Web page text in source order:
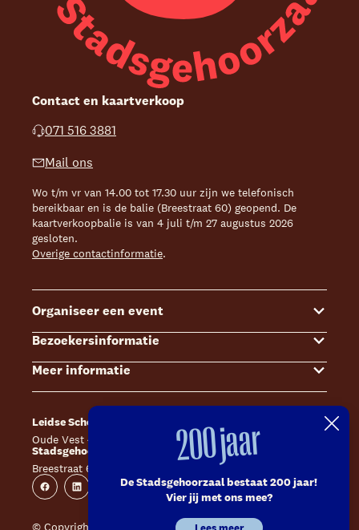
Contact en kaartverkoop
071 516 3881
Mail ons
Wo t/m vr van 14.00 tot 17.30 uur zijn we telefonisch
bereikbaar en is de balie (Breestraat 60) geopend. De
kaartverkoopbalie is van 4 juli t/m 27 augustus 2026
gesloten.
Overige contactinformatie.
Organiseer een event
Events
Zalenoverzicht
Offerte aanvragen
Bezoekersinformatie
Kaartverkoop
Toegankelijkheid
Huisregels en algemene voorwaarden
Veelgestelde vragen
Meer informatie
Steun ons
Technische informatie
Vacatures
Leidse Schouwburg
Oude Vest 43, 2312 XS Leiden
Stadsgehoorzaal Leiden
Breestraat 60, 2311 CS Leiden
FacebookLinkedin Youtube
Catharinahof, 2311 CS Leiden
WebsiteInstagram
© Copyright 2026 Leidse Schouwburg - Stadsgehoorzaal
200 jaar
De Stadsgehoorzaal bestaat 200 jaar!
Vier jij met ons mee?